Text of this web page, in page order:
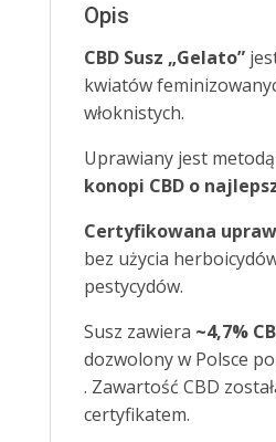
Opis
CBD Susz „Gelato”
kwiatów
włoknistych.
Uprawiany jest
konopi CBD o
Certyfikowana
bez użycia
pestycydów.
Susz zawiera ~4,7%
dozwolony w Polsce
. Zawartość CBD
certyfikatem.